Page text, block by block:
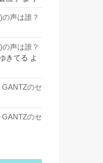
声は誰？
声は誰？
きてる よ
のセ
のセ